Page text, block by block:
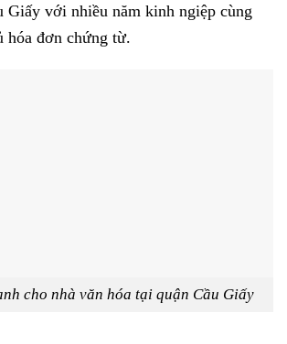
Giấy với nhiều năm kinh ngiệp cùng
hóa đơn chứng từ.
cho nhà văn hóa tại quận Cầu Giấy